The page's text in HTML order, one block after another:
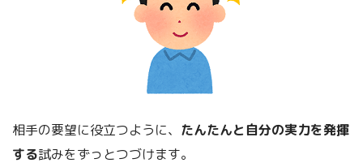
相手の要望に役立つように、 たんたんと自分の実力を発揮
する試みをずっとつづけます。